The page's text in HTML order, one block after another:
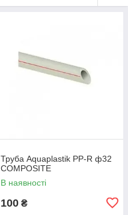
Труба Aquaplastik PP-R ф32
COMPOSITE
В наявності
100 ₴